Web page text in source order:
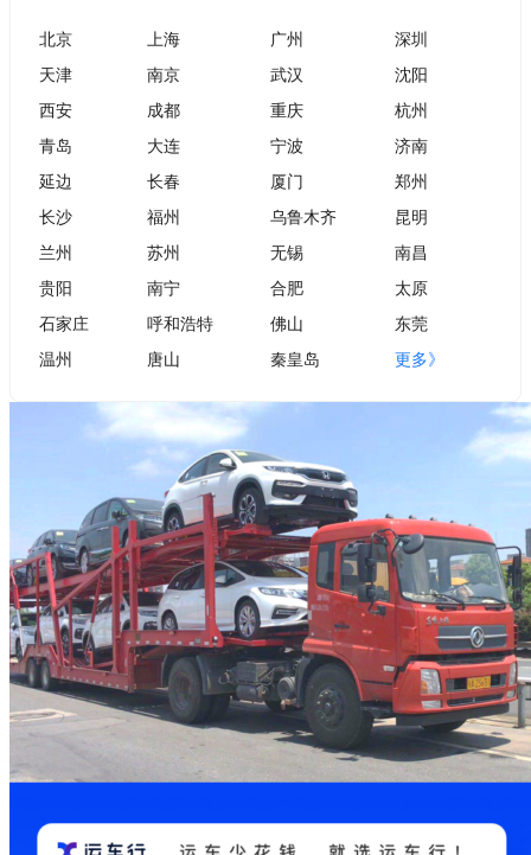
北京 上海 广州
深圳
天津
南京 武汉
沈阳
西安
成都 重庆
杭州
青岛
大连 宁波
济南
延边
长春 厦门
郑州
长沙
福州 乌鲁木齐
昆明
兰州
苏州 无锡
南昌
贵阳
南宁 合肥
太原
石家庄
呼和浩特 佛山
东莞
温州
唐山 秦皇岛 更多》